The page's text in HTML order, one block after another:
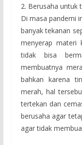
2. Berusaha untuk
Di masa pandemi
banyak tekanan
menyerap materi
tidak bisa
membuatnya
bahkan karena
merah, hal
tertekan dan
berusaha agar
agar tidak